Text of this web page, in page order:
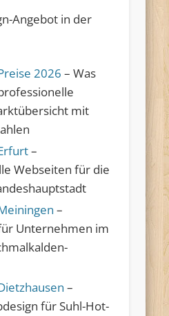
Angebot in der
2026 – Was
mit
–
Webseiten für die
–
Unternehmen im
–
für Suhl-Hot-